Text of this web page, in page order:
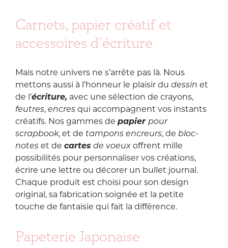
ayez de quoi tenir
jusqu’à mon
retour.
Rdv demain midi
pour un live de
présentation +
mercredi 20h00
pour la mise en
ligne 🎉
de choisir un
S’imprégner de
dentelle, un
camée, une
dorure, un galon
— pour nourrir ma
créativité, affiner
mon regard,
enrichir mon
sourcing… et
réinjecter ensuite
toute cette
beauté dans le
petit vaisseau
qu’est ma jolie
papeterie.
souhaite de
conserver toute ta
vie, de tes doux
amis, de la
que la bière, et de
vibrer.
Dans quelques
années, vous ne
marcherez peut-
être plus main
dans la main au
milieu d’une route
de vacances, mais
chacun se
souviendra de cet
été où, sans le
savoir, vous étiez
Carnets, papier créatif et
accessoires d’écriture
Mais notre univers ne s’arrête pas là. Nous
mettons aussi à l’honneur le plaisir du dessin et
de l’écriture, avec une sélection de crayons,
feutres, encres qui accompagnent vos instants
créatifs. Nos gammes de papier pour
scrapbook, et de tampons encreurs, de bloc-
notes et de cartes de voeux offrent mille
possibilités pour personnaliser vos créations,
écrire une lettre ou décorer un bullet journal.
Chaque produit est choisi pour son design
original, sa fabrication soignée et la petite
touche de fantaisie qui fait la différence.
Papeterie Japonaise